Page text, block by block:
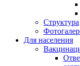
Структура
Для населения